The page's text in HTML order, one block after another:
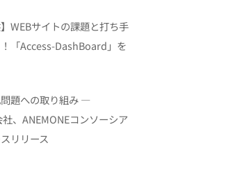
】WEBサイトの課題と打ち手
「Access-DashBoard」を
題への取り組み ―
、ANEMONEコンソーシア
リリース